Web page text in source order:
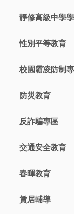
靜修高級中學
性別平等教育
校園霸凌防制
防災教育
反詐騙專區
交通安全教育
春暉教育
賃居輔導